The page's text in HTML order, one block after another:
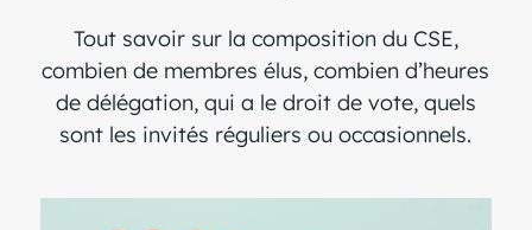
Tout savoir sur la composition du CSE,
combien de membres élus, combien d’heures
de délégation, qui a le droit de vote, quels
sont les invités réguliers ou occasionnels.